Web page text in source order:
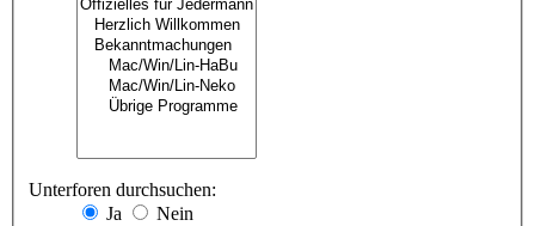
Unterforen durchsuchen:
Ja
Nein